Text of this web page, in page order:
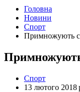
Головна
Новини
Спорт
Примножують
Примножують
Спорт
13 лютого 2018